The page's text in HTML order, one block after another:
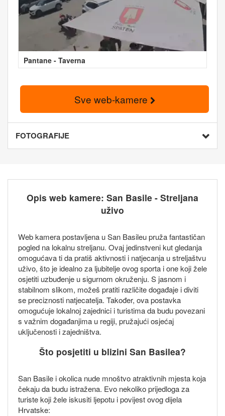
Pantane - Taverna
Sve web-kamere
FOTOGRAFIJE
Opis web kamere: San Basile - Streljana
uživo
Web kamera postavljena u San Basileu pruža fantastičan
pogled na lokalnu streljanu. Ovaj jedinstveni kut gledanja
omogućava ti da pratiš aktivnosti i natjecanja u streljaštvu
uživo, što je idealno za ljubitelje ovog sporta i one koji žele
osjetiti uzbuđenje u sigurnom okruženju. S jasnom i
stabilnom slikom, možeš pratiti različite događaje i diviti
se preciznosti natjecatelja. Također, ova postavka
omogućuje lokalnoj zajednici i turistima da budu povezani
s važnim događanjima u regiji, pružajući osjećaj
uključenosti i zajedništva.
Što posjetiti u blizini San Basilea?
San Basile i okolica nude mnoštvo atraktivnih mjesta koja
čekaju da budu istražena. Evo nekoliko prijedloga za
turiste koji žele iskusiti ljepotu i povijest ovog dijela
Hrvatske: